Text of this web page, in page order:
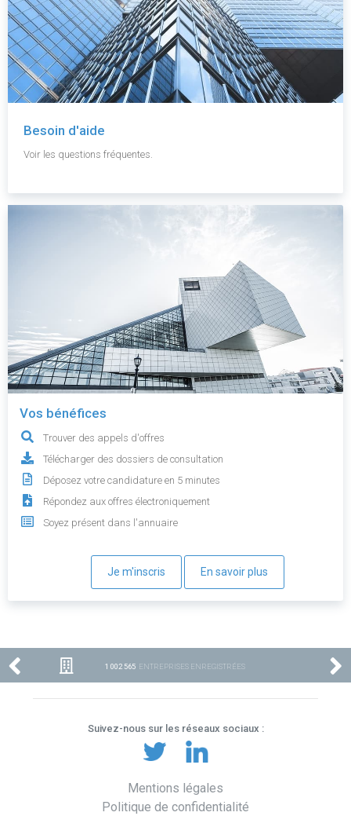
Besoin d'aide
Voir les questions fréquentes.
Vos bénéfices
Trouver des appels d'offres
Télécharger des dossiers de consultation
Déposez votre candidature en 5 minutes
Répondez aux offres électroniquement
Soyez présent dans l'annuaire
Je m'inscris En savoir plus
1 002 565 ENTREPRISES ENREGISTRÉES
Suivez-nous sur les réseaux sociaux :
Mentions légales
Politique de confidentialité